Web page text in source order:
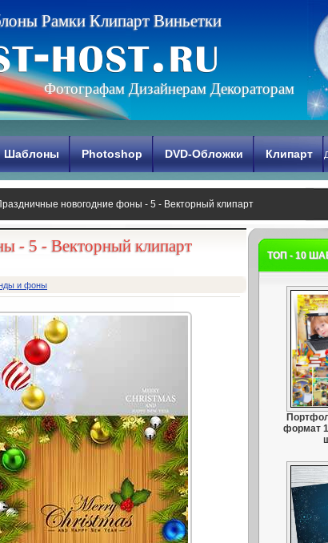
лоны Рамки Клипарт Виньетки
Фотографам Дизайнерам Декораторам
Шаблоны Photoshop DVD-Обложки Клипарт
новогодние фоны - 5 - Векторный клипарт
- 5 - Векторный клипарт
и фоны
ТОП - 10
формат